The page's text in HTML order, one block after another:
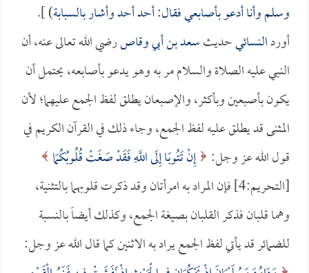
وسلم وأنا أدعو بأصابعي فقال: أحد أحد وأشار بالسبابة) ].
أوردالنسائيحديثسعد بن أبي وقاصرضي الله تعالى عنه، أن
النبي عليه الصلاة والسلام مر به وهو يدعو بأصابعه، يحتمل أن
يكون بأصبعين وبأكثر، والإصبعان يطلق لفظ الجمع عليهما؛ لأن
المثنى قد يطلق عليه لفظ الجمع، وجاء ذلك في القرآن الكريم في
قول الله عز وجل: إِنْ تَتُوبَا إِلَى اللَّهِ فَقَدْ صَغَتْ قُلُوبُكُمَا
[التحريم:4] فإن المراد به امرأتان وقد ذكرت قلوبهما بالتثنية،
وهما قلبان فذكر القلبان بصيغة الجمع، وكذلك أيضاً بالنسبة
للضمائر قد يأتي لفظ الجمع يراد به الاثنين كما قال الله عز وجل: